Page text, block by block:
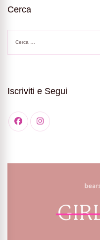
Cerca
per:
Iscriviti e Segui